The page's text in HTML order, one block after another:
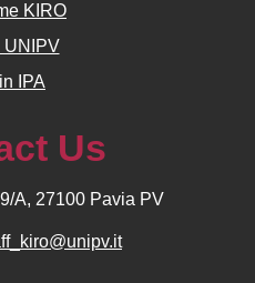
KIRO
UNIPV
IPA
Us
A, 27100 Pavia PV